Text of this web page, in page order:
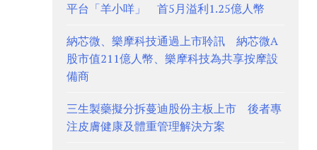
平台「羊小咩」 首5月溢利1.25億人幣
納芯微、樂摩科技通過上市聆訊 納芯微A
股市值211億人幣、樂摩科技為共享按摩設
備商
三生製藥擬分拆蔓迪股份主板上市 後者專
注皮膚健康及體重管理解決方案